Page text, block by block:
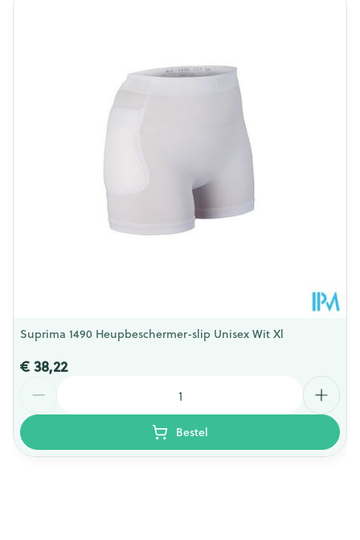
53 mm
Kamertemperatuur (15°C - 25°C)
Suprima 1490 Heupbeschermer-slip Unisex Wit Xl
€ 38,22
Bestel